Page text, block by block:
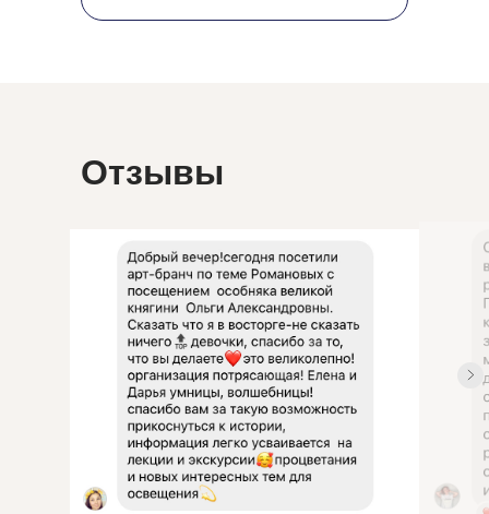
Отзывы